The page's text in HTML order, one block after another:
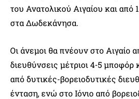
του Ανατολικού Αιγαίου και από
στα Δωδεκάνησα.
Οι άνεμοι θα πνέουν στο Αιγαίο
διευθύνσεις μέτριοι 4-5 μποφόρ
από δυτικές-βορειοδυτικές
ένταση, ενώ στο Ιόνιο από